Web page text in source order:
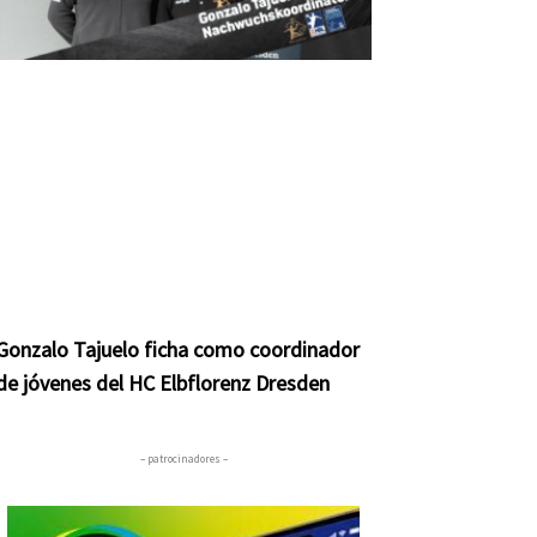
Tajuelo ficha como coordinador
jóvenes del HC Elbflorenz Dresden
– patrocinadores –